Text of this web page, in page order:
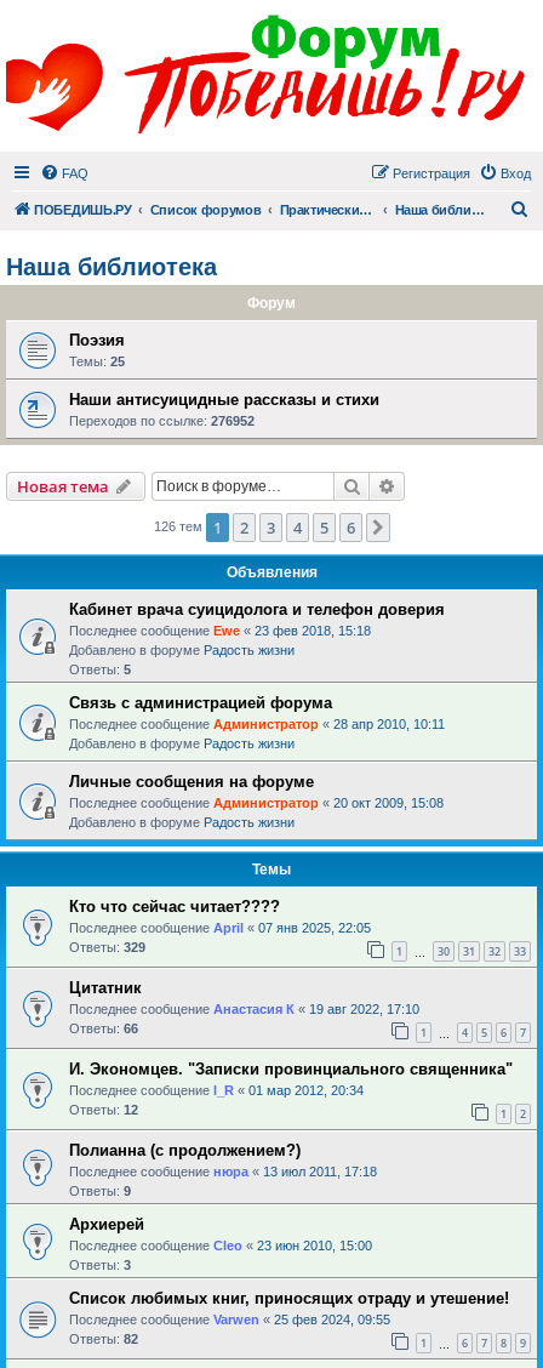
FAQ Вход
Регистрация
ПОБЕДИШЬ.РУ Список форумов Практический раздел Наша библиотека
Наша библиотека
Форум
Поэзия
Темы: 25
Наши антисуицидные рассказы и стихи
Переходов по ссылке: 276952
Новая тема Поиск
126 тем 1 2 3 4 5 6
Объявления
Кабинет врача суицидолога и телефон доверия
Последнее сообщение Ewe « 23 фев 2018, 15:18
Добавлено в форуме Радость жизни
Ответы: 5
Связь с администрацией форума
Последнее сообщение Администратор « 28 апр 2010, 10:11
Добавлено в форуме Радость жизни
Личные сообщения на форуме
Последнее сообщение Администратор « 20 окт 2009, 15:08
Добавлено в форуме Радость жизни
Темы
Кто что сейчас читает????
Последнее сообщение April « 07 янв 2025, 22:05
Ответы: 329 1 30 31 32 33
Цитатник
Последнее сообщение Анастасия К « 19 авг 2022, 17:10
Ответы: 66 1 4 5 6 7
И. Экономцев. "Записки провинциального священника"
Последнее сообщение l_R « 01 мар 2012, 20:34
Ответы: 12 1 2
Полианна (с продолжением?)
Последнее сообщение нюра « 13 июл 2011, 17:18
Ответы: 9
Архиерей
Последнее сообщение Cleo « 23 июн 2010, 15:00
Ответы: 3
Список любимых книг, приносящих отраду и утешение!
Последнее сообщение Varwen « 25 фев 2024, 09:55
Ответы: 82 1 6 7 8 9